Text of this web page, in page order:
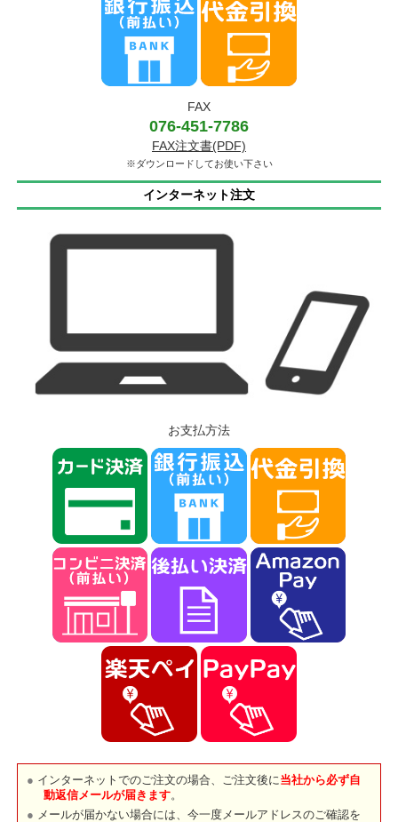
FAX
076-451-7786
FAX注文書(PDF)
※ダウンロードしてお使い下さい
インターネット注文
お支払方法
インターネットでのご注文の場合、ご注文後に 当社から必ず自
動返信メールが届きます。
メールが届かない場合には、今一度メールアドレスのご確認を